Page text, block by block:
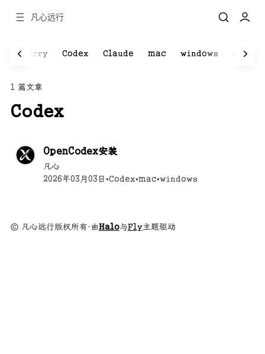
凡心远行
Cherry Codex Claude mac windows cc-
1 篇文章
Codex
OpenCodex安装
凡心
2026年03月03日•Codex•mac•windows
凡心远行版权所有·由Halo与Fly主题驱动